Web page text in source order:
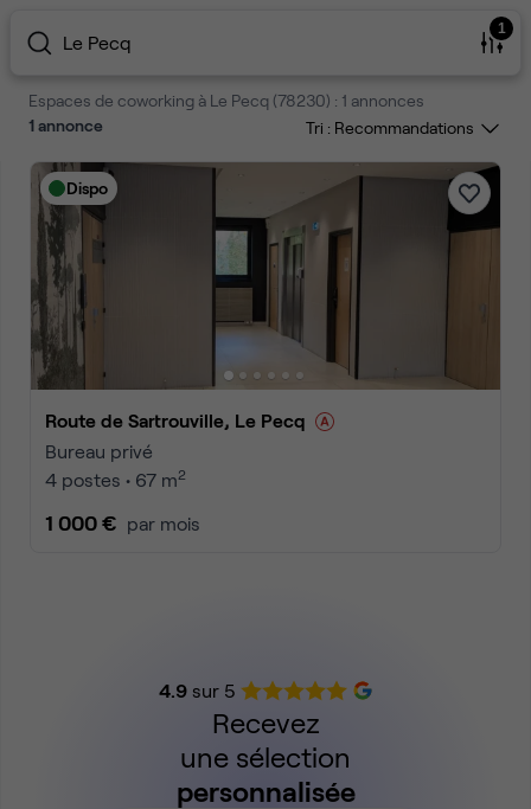
Le Pecq
1
Espaces de coworking à Le Pecq (78230) : 1 annonces
1annonce Tri :
Dispo
Route de Sartrouville, Le Pecq
Bureau privé
4 postes • 67 m2
1 000 € par mois
4.9sur 5
Recevez
une sélection
personnalisée